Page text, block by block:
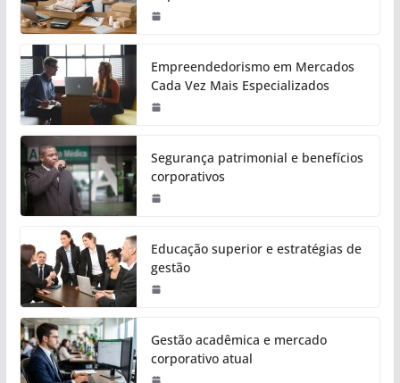
Empreendedorismo em Mercados
Cada Vez Mais Especializados
Segurança patrimonial e benefícios
corporativos
Educação superior e estratégias de
gestão
Gestão acadêmica e mercado
corporativo atual